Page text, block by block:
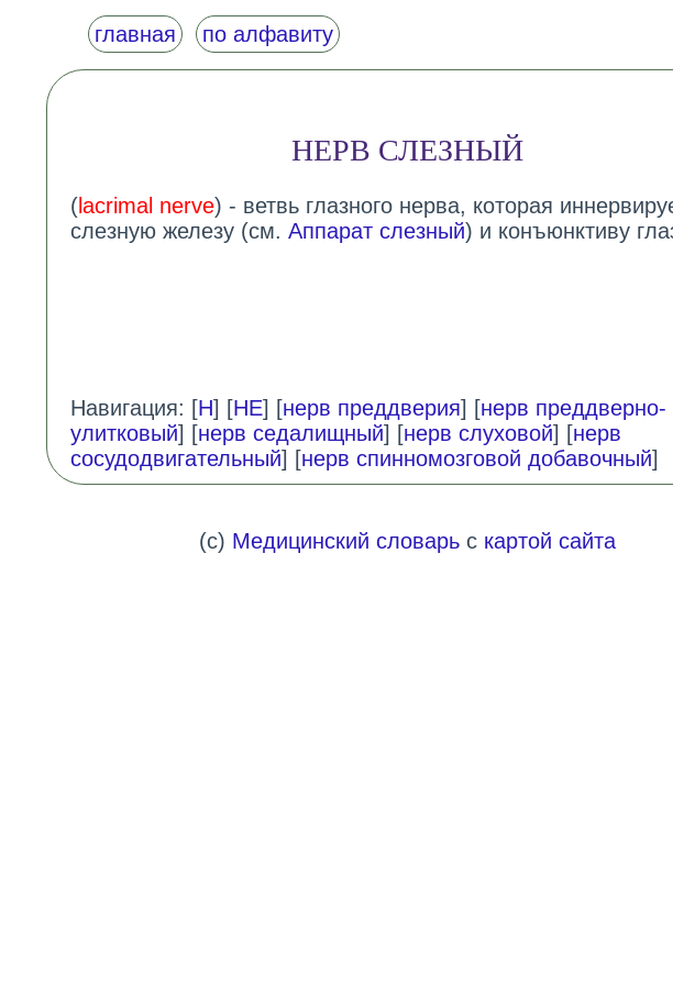
главная по алфавиту
НЕРВ СЛЕЗНЫЙ
(lacrimal nerve) - ветвь глазного нерва, которая
слезную железу (см. Аппарат слезный) и конъюнктиву
Навигация: [Н] [НЕ] [нерв преддверия] [нерв преддверно-
улитковый] [нерв седалищный] [нерв слуховой] [нерв
сосудодвигательный] [нерв спинномозговой добавочный]
(c) Медицинский словарьс картой сайта